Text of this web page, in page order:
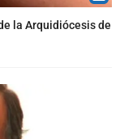
la Arquidiócesis de